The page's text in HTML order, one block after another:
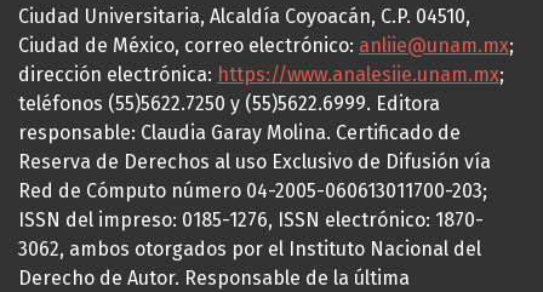
Ciudad Universitaria, Alcaldía Coyoacán, C.P. 04510,
Ciudad de México, correo electrónico: anliie@unam.mx;
dirección electrónica: https://www.analesiie.unam.mx;
teléfonos (55)5622.7250 y (55)5622.6999. Editora
responsable: Claudia Garay Molina. Certificado de
Reserva de Derechos al uso Exclusivo de Difusión vía
Red de Cómputo número 04-2005-060613011700-203;
ISSN del impreso: 0185-1276, ISSN electrónico: 1870-
3062, ambos otorgados por el Instituto Nacional del
Derecho de Autor. Responsable de la última